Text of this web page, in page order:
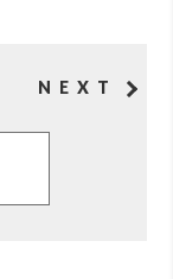
NEXT